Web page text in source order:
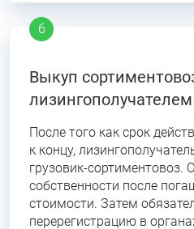
Выкуп
лизингополучателем
После того как срок
к концу,
грузовик-сортиментовоз.
собственности после
стоимости. Затем
перерегистрацию в